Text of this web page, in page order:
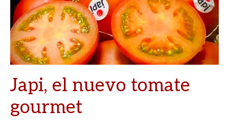
Japi, el nuevo tomate
gourmet